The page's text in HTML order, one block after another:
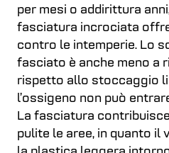
per mesi o addirittura
fasciatura incrociata
contro le intemperie. Lo
fasciato è anche meno a
rispetto allo stoccaggio
l’ossigeno non può
La fasciatura
pulite le aree, in quanto il